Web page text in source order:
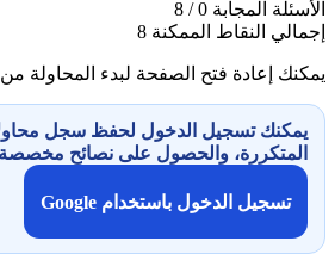
الأسئلة المجابة 0 / 8
إجمالي النقاط الممكنة 8
يمكنك إعادة فتح الصفحة لبدء المحاولة من
يمكنك تسجيل الدخول لحفظ سجل
المتكررة، والحصول على نصائح مخصصة.
تسجيل الدخول باستخدام Google